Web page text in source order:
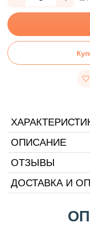
ОПИСАНИЕ
ОТЗЫВЫ
ДОСТАВКА И